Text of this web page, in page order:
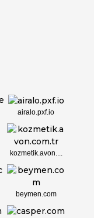
airalo.pxf.io
kozmetik.avon....
beymen.com